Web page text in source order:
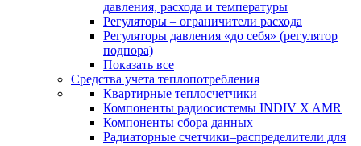
давления, расхода и температуры
Регуляторы – ограничители расхода
Регуляторы давления «до себя» (регулятор
подпора)
Показать все
Средства учета теплопотребления
Квартирные теплосчетчики
Компоненты радиосистемы INDIV X AMR
Компоненты сбора данных
Радиаторные счетчики–распределители для